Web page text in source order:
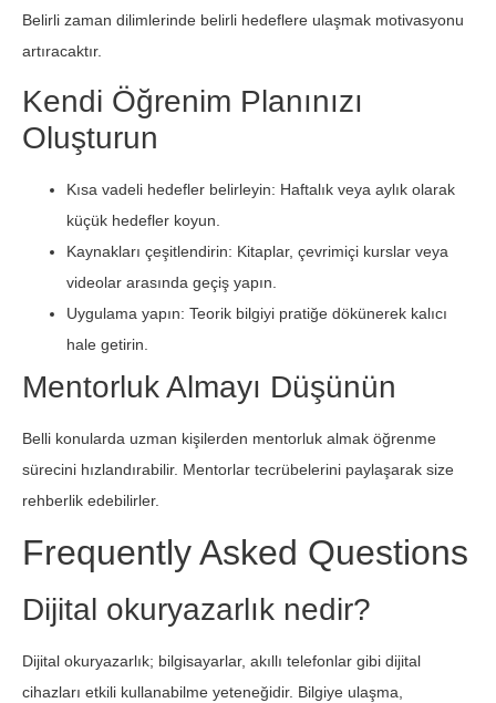
Belirli zaman dilimlerinde belirli hedeflere ulaşmak motivasyonu
artıracaktır.
Kendi Öğrenim Planınızı
Oluşturun
Kısa vadeli hedefler belirleyin: Haftalık veya aylık olarak
küçük hedefler koyun.
Kaynakları çeşitlendirin: Kitaplar, çevrimiçi kurslar veya
videolar arasında geçiş yapın.
Uygulama yapın: Teorik bilgiyi pratiğe dökünerek kalıcı
hale getirin.
Mentorluk Almayı Düşünün
Belli konularda uzman kişilerden mentorluk almak öğrenme
sürecini hızlandırabilir. Mentorlar tecrübelerini paylaşarak size
rehberlik edebilirler.
Frequently Asked Questions
Dijital okuryazarlık nedir?
Dijital okuryazarlık; bilgisayarlar, akıllı telefonlar gibi dijital
cihazları etkili kullanabilme yeteneğidir. Bilgiye ulaşma,